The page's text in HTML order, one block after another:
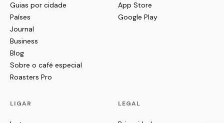
Guias por cidade
Países
Journal
Business
Blog
Sobre o café especial
Roasters Pro
App Store
Google Play
LIGAR LEGAL